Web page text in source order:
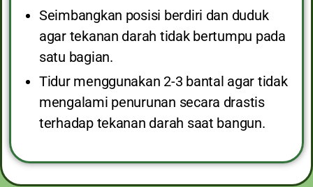
Seimbangkan posisi berdiri dan duduk
agar tekanan darah tidak bertumpu pada
satu bagian.
Tidur menggunakan 2-3 bantal agar tidak
mengalami penurunan secara drastis
terhadap tekanan darah saat bangun.